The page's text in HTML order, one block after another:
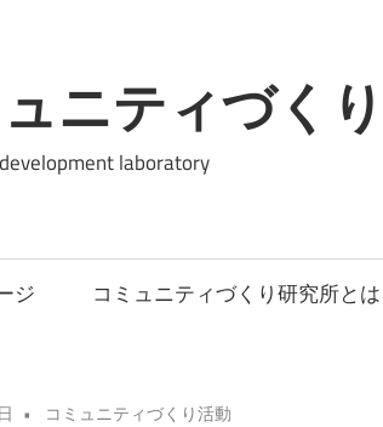
ニティづく
laboratory
ジ コミュニティづくり研究所とは
コミュニティづくり活動